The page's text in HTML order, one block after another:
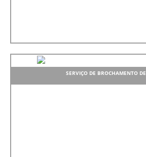
SERVIÇO DE BROCHAMENTO